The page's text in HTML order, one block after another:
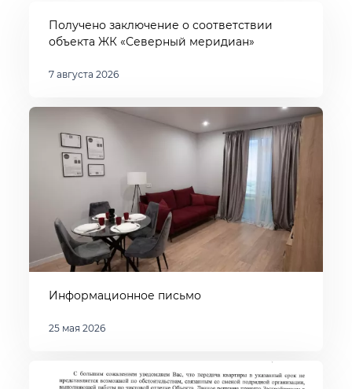
Получено заключение о соответствии
объекта ЖК «Северный меридиан»
7 августа 2026
Информационное письмо
25 мая 2026